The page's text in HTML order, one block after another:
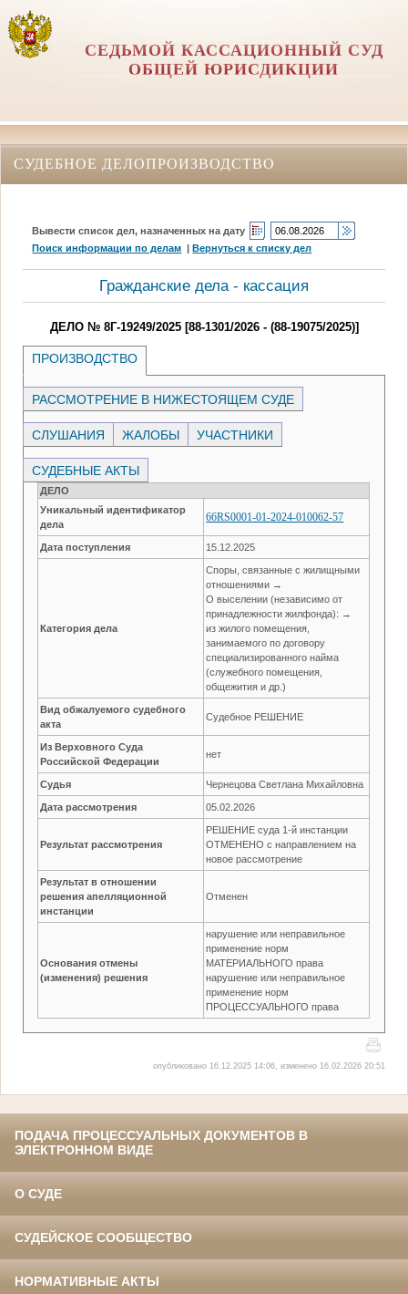
СЕДЬМОЙ КАССАЦИОННЫЙ СУД
ОБЩЕЙ ЮРИСДИКЦИИ
СУДЕБНОЕ ДЕЛОПРОИЗВОДСТВО
Вывести список дел, назначенных на дату
Поиск информации по делам |Вернуться к списку дел
Гражданские дела - кассация
ДЕЛО № 8Г-19249/2025 [88-1301/2026 - (88-19075/2025)]
ПРОИЗВОДСТВО
РАССМОТРЕНИЕ В НИЖЕСТОЯЩЕМ СУДЕ
СЛУШАНИЯ ЖАЛОБЫ УЧАСТНИКИ
СУДЕБНЫЕ АКТЫ
ДЕЛО
Уникальный идентификатор
дела
66RS0001-01-2024-010062-57
Дата поступления 15.12.2025
Категория дела
Споры, связанные с жилищными
отношениями →
О выселении (независимо от
принадлежности жилфонда): →
из жилого помещения,
занимаемого по договору
специализированного найма
(служебного помещения,
общежития и др.)
Вид обжалуемого судебного
акта
Судебное РЕШЕНИЕ
Из Верховного Суда
Российской Федерации
нет
Судья Чернецова Светлана Михайловна
Дата рассмотрения 05.02.2026
Результат рассмотрения
РЕШЕНИЕ суда 1-й инстанции
ОТМЕНЕНО с направлением на
новое рассмотрение
Результат в отношении
решения апелляционной
инстанции
Отменен
Основания отмены
(изменения) решения
нарушение или неправильное
применение норм
МАТЕРИАЛЬНОГО права
нарушение или неправильное
применение норм
ПРОЦЕССУАЛЬНОГО права
опубликовано 16.12.2025 14:06, изменено 16.02.2026 20:51
ПОДАЧА ПРОЦЕССУАЛЬНЫХ ДОКУМЕНТОВ В
ЭЛЕКТРОННОМ ВИДЕ
О СУДЕ
СУДЕЙСКОЕ СООБЩЕСТВО
НОРМАТИВНЫЕ АКТЫ